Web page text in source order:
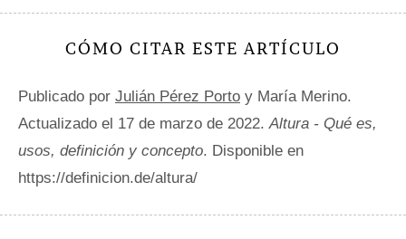
CÓMO CITAR ESTE ARTÍCULO
Publicado por Julián Pérez Porto y María Merino.
Actualizado el 17 de marzo de 2022.Altura - Qué es,
usos, definición y concepto. Disponible en
https://definicion.de/altura/